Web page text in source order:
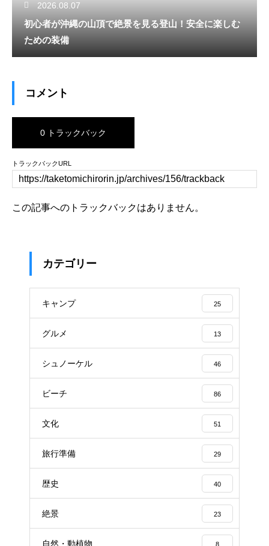
2026.08.07
初心者が沖縄の山頂で絶景を見る登山！安全に楽しむ
ための装備
コメント
0 トラックバック
トラックバックURL
この記事へのトラックバックはありません。
カテゴリー
キャンプ 25
グルメ 13
シュノーケル 46
ビーチ 86
文化 51
旅行準備 29
歴史 40
絶景 23
自然・動植物 8